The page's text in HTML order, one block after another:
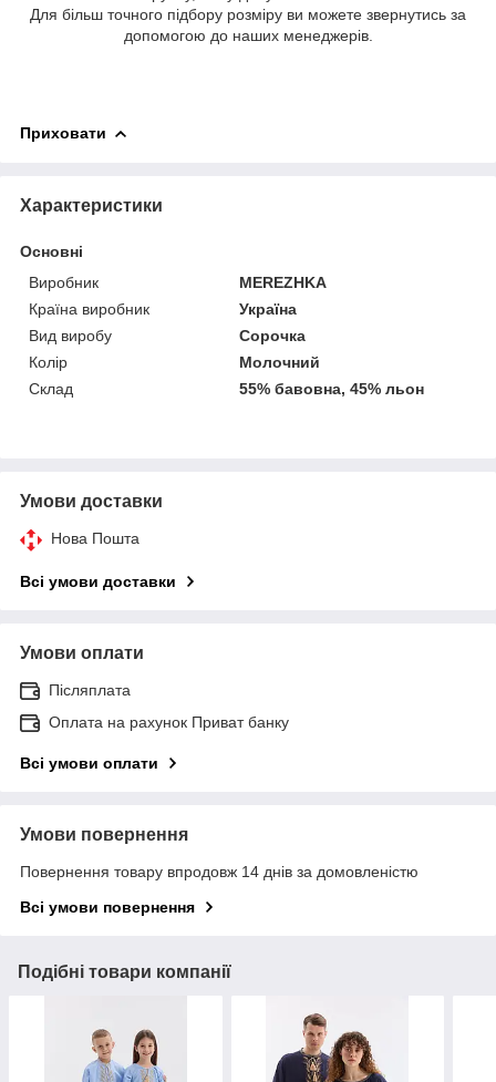
Для більш точного підбору розміру ви можете звернутись за
допомогою до наших менеджерів.
Приховати
Характеристики
Основні
Виробник
MEREZHKA
Країна виробник
Україна
Вид виробу
Сорочка
Колір
Молочний
Склад
55% бавовна, 45% льон
Умови доставки
Нова Пошта
Всі умови доставки
Умови оплати
Післяплата
Оплата на рахунок Приват банку
Всі умови оплати
Умови повернення
Повернення товару впродовж 14 днів за домовленістю
Всі умови повернення
Подібні товари компанії